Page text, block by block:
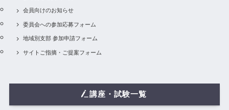
会員向けのお知らせ
委員会への参加応募フォーム
地域別支部 参加申請フォーム
サイトご指摘・ご提案フォーム
講座・試験一覧